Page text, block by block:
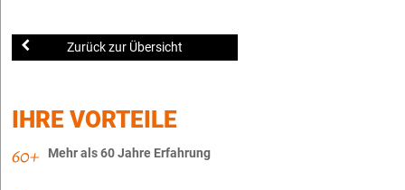
Zurück zur Übersicht
IHRE VORTEILE
Mehr als 60 Jahre Erfahrung